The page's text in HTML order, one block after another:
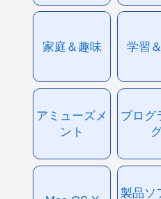
家庭＆趣味 学習
アミューズメ
ント
プログ
製品ソ